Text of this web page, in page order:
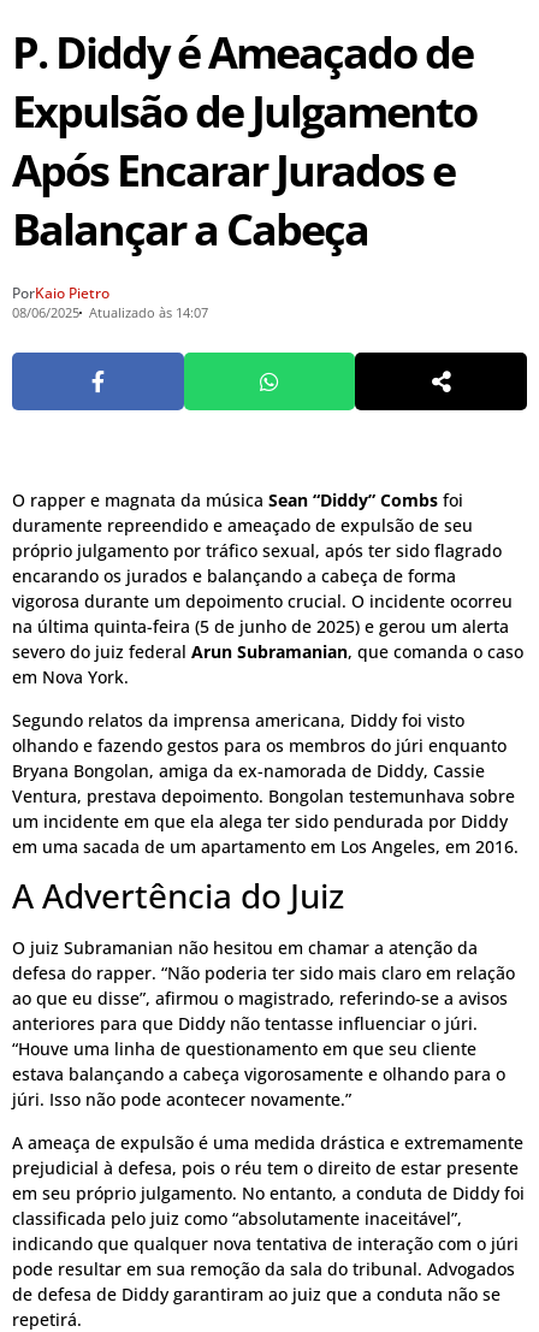
P. Diddy é Ameaçado de
Expulsão de Julgamento
Após Encarar Jurados e
Balançar a Cabeça
PorKaio Pietro
08/06/2025 Atualizado às 14:07
O rapper e magnata da música Sean “Diddy” Combs foi
duramente repreendido e ameaçado de expulsão de seu
próprio julgamento por tráfico sexual, após ter sido flagrado
encarando os jurados e balançando a cabeça de forma
vigorosa durante um depoimento crucial. O incidente ocorreu
na última quinta-feira (5 de junho de 2025) e gerou um alerta
severo do juiz federal Arun Subramanian, que comanda o caso
em Nova York.
Segundo relatos da imprensa americana, Diddy foi visto
olhando e fazendo gestos para os membros do júri enquanto
Bryana Bongolan, amiga da ex-namorada de Diddy, Cassie
Ventura, prestava depoimento. Bongolan testemunhava sobre
um incidente em que ela alega ter sido pendurada por Diddy
em uma sacada de um apartamento em Los Angeles, em 2016.
A Advertência do Juiz
O juiz Subramanian não hesitou em chamar a atenção da
defesa do rapper. “Não poderia ter sido mais claro em relação
ao que eu disse”, afirmou o magistrado, referindo-se a avisos
anteriores para que Diddy não tentasse influenciar o júri.
“Houve uma linha de questionamento em que seu cliente
estava balançando a cabeça vigorosamente e olhando para o
júri. Isso não pode acontecer novamente.”
A ameaça de expulsão é uma medida drástica e extremamente
prejudicial à defesa, pois o réu tem o direito de estar presente
em seu próprio julgamento. No entanto, a conduta de Diddy foi
classificada pelo juiz como “absolutamente inaceitável”,
indicando que qualquer nova tentativa de interação com o júri
pode resultar em sua remoção da sala do tribunal. Advogados
de defesa de Diddy garantiram ao juiz que a conduta não se
repetirá.